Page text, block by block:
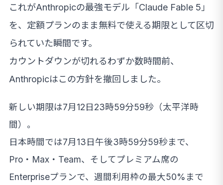
これがAnthropicの最強モデル「Claude Fable 5」
を、定額プランのまま無料で使える期限として区切
られていた瞬間です。
カウントダウンが切れるわずか数時間前、
Anthropicはこの方針を撤回しました。
新しい期限は7月12日23時59分59秒（太平洋時
間）。
日本時間では7月13日午後3時59分59秒まで、
Pro・Max・Team、そしてプレミアム席の
Enterpriseプランで、週間利用枠の最大50%まで